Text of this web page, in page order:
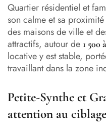
Quartier résidentiel et
son calme et sa
des maisons de ville et
attractifs, autour de 1 500
locative y est stable,
travaillant dans la zone
Petite-Synthe et
attention au ciblage